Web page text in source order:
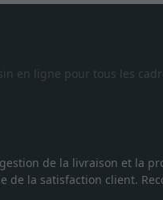
en ligne pour tous les
que nous sommes face à